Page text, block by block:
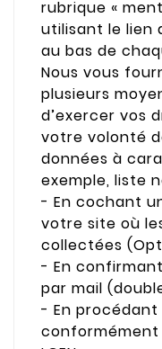
rubrique «
utilisant le lien
au bas de
Nous vous
plusieurs
d’exercer vos
votre volonté
données à
exemple, liste
- En cochant
votre site où
collectées
- En
par mail
- En
conformément